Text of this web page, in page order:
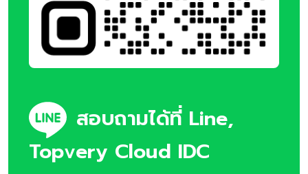
สอบถามได้ที่ Line,
Topvery Cloud IDC